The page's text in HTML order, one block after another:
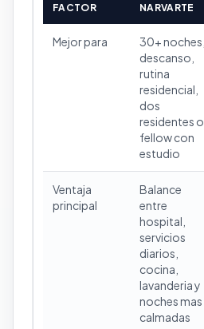
FACTOR NARVARTE
Mejor para
30+ noches,
descanso,
rutina
residencial,
dos
residentes o
fellow con
estudio
Ventaja
principal
Balance
entre
hospital,
servicios
diarios,
cocina,
lavanderia y
noches mas
calmadas